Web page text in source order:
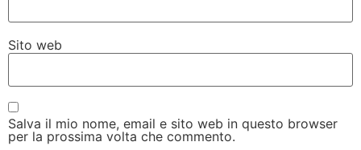
Sito web
Salva il mio nome, email e sito web in questo browser
per la prossima volta che commento.